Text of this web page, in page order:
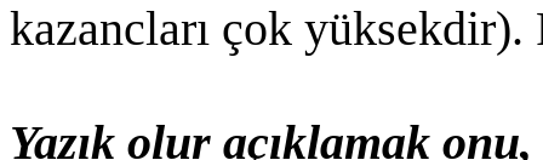
kazancları çok
Yazık olur açıklamak onu,